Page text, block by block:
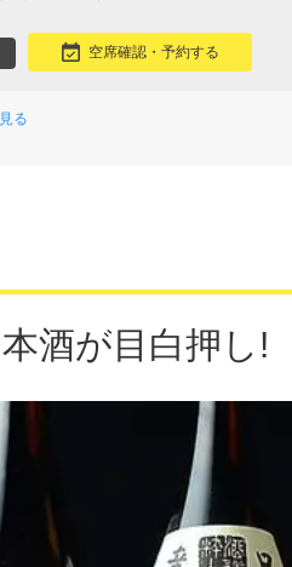
空席確認・予約する
る
酒が目白押し!